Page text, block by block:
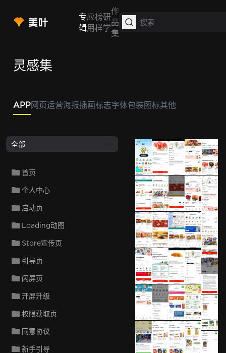
专
辑
应
用
榜
样
研
学
作
品
集
灵感集
APP网页运营海报插画标志字体包装图标其他
全部
首页
个人中心
启动页
Loading动图
Store宣传页
引导页
闪屏页
开屏升级
权限获取页
同意协议
新手引导
DoorDash
DoorDash
DoorDash
DoorDash
Instacart
DoorDash
DoorDash
DoorDash
DoorDash
DoorDash
Instacart
DoorDash
DoorDash
DoorDash
DoorDash
Instacart
Instacart